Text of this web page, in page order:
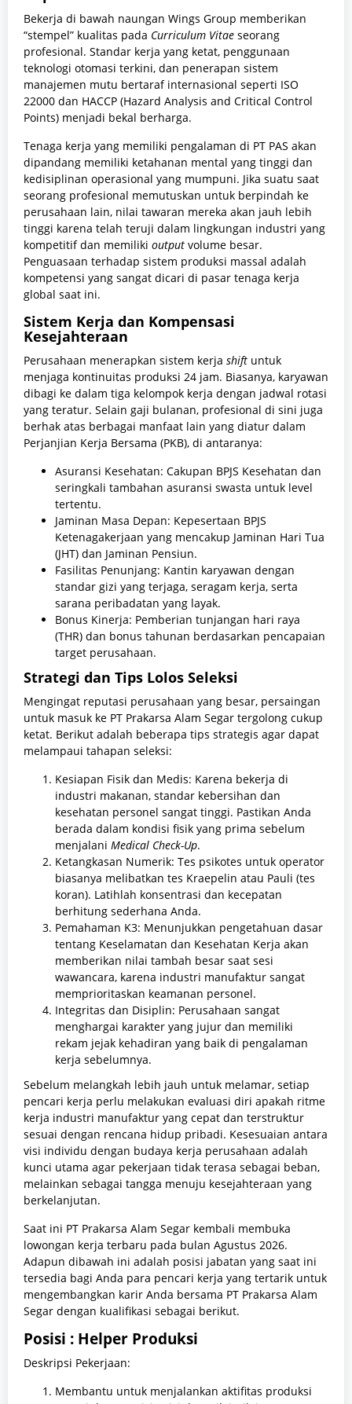
Bekerja di bawah naungan Wings Group memberikan
“stempel” kualitas pada Curriculum Vitae seorang
profesional. Standar kerja yang ketat, penggunaan
teknologi otomasi terkini, dan penerapan sistem
manajemen mutu bertaraf internasional seperti ISO
22000 dan HACCP (Hazard Analysis and Critical Control
Points) menjadi bekal berharga.
Tenaga kerja yang memiliki pengalaman di PT PAS akan
dipandang memiliki ketahanan mental yang tinggi dan
kedisiplinan operasional yang mumpuni. Jika suatu saat
seorang profesional memutuskan untuk berpindah ke
perusahaan lain, nilai tawaran mereka akan jauh lebih
tinggi karena telah teruji dalam lingkungan industri yang
kompetitif dan memiliki output volume besar.
Penguasaan terhadap sistem produksi massal adalah
kompetensi yang sangat dicari di pasar tenaga kerja
global saat ini.
Sistem Kerja dan Kompensasi
Kesejahteraan
Perusahaan menerapkan sistem kerja shift untuk
menjaga kontinuitas produksi 24 jam. Biasanya, karyawan
dibagi ke dalam tiga kelompok kerja dengan jadwal rotasi
yang teratur. Selain gaji bulanan, profesional di sini juga
berhak atas berbagai manfaat lain yang diatur dalam
Perjanjian Kerja Bersama (PKB), di antaranya:
Asuransi Kesehatan: Cakupan BPJS Kesehatan dan
seringkali tambahan asuransi swasta untuk level
tertentu.
Jaminan Masa Depan: Kepesertaan BPJS
Ketenagakerjaan yang mencakup Jaminan Hari Tua
(JHT) dan Jaminan Pensiun.
Fasilitas Penunjang: Kantin karyawan dengan
standar gizi yang terjaga, seragam kerja, serta
sarana peribadatan yang layak.
Bonus Kinerja: Pemberian tunjangan hari raya
(THR) dan bonus tahunan berdasarkan pencapaian
target perusahaan.
Strategi dan Tips Lolos Seleksi
Mengingat reputasi perusahaan yang besar, persaingan
untuk masuk ke PT Prakarsa Alam Segar tergolong cukup
ketat. Berikut adalah beberapa tips strategis agar dapat
melampaui tahapan seleksi:
Kesiapan Fisik dan Medis: Karena bekerja di
industri makanan, standar kebersihan dan
kesehatan personel sangat tinggi. Pastikan Anda
berada dalam kondisi fisik yang prima sebelum
menjalani Medical Check-Up.
Ketangkasan Numerik: Tes psikotes untuk operator
biasanya melibatkan tes Kraepelin atau Pauli (tes
koran). Latihlah konsentrasi dan kecepatan
berhitung sederhana Anda.
Pemahaman K3: Menunjukkan pengetahuan dasar
tentang Keselamatan dan Kesehatan Kerja akan
memberikan nilai tambah besar saat sesi
wawancara, karena industri manufaktur sangat
memprioritaskan keamanan personel.
Integritas dan Disiplin: Perusahaan sangat
menghargai karakter yang jujur dan memiliki
rekam jejak kehadiran yang baik di pengalaman
kerja sebelumnya.
Sebelum melangkah lebih jauh untuk melamar, setiap
pencari kerja perlu melakukan evaluasi diri apakah ritme
kerja industri manufaktur yang cepat dan terstruktur
sesuai dengan rencana hidup pribadi. Kesesuaian antara
visi individu dengan budaya kerja perusahaan adalah
kunci utama agar pekerjaan tidak terasa sebagai beban,
melainkan sebagai tangga menuju kesejahteraan yang
berkelanjutan.
Saat ini PT Prakarsa Alam Segar kembali membuka
lowongan kerja terbaru pada bulan Agustus 2026.
Adapun dibawah ini adalah posisi jabatan yang saat ini
tersedia bagi Anda para pencari kerja yang tertarik untuk
mengembangkan karir Anda bersama PT Prakarsa Alam
Segar dengan kualifikasi sebagai berikut.
Posisi : Helper Produksi
Deskripsi Pekerjaan:
Membantu untuk menjalankan aktifitas produksi